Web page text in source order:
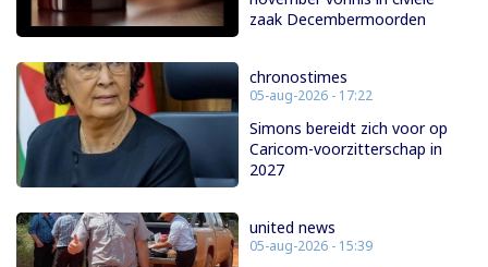
zaak Decembermoorden
chronostimes
05-aug-2026 - 17:22
Simons bereidt zich voor op
Caricom-voorzitterschap in
2027
united news
05-aug-2026 - 15:39